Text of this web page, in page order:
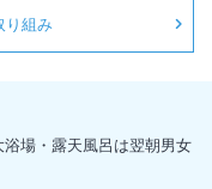
り組み
場・露天風呂は翌朝男女